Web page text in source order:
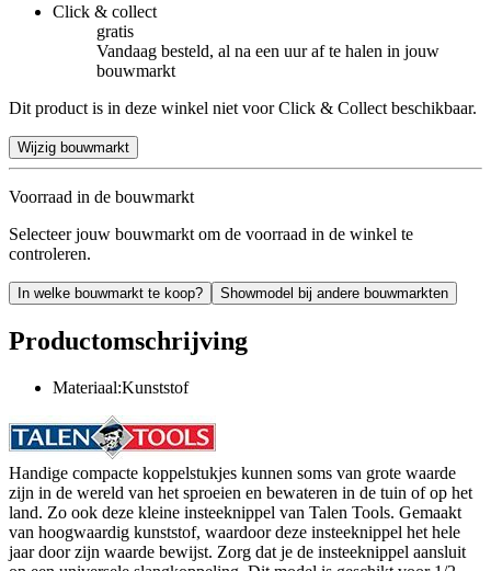
Click & collect
gratis
Vandaag besteld, al na een uur af te halen in jouw
bouwmarkt
Dit product is in deze winkel niet voor Click & Collect beschikbaar.
Wijzig bouwmarkt
Voorraad in de bouwmarkt
Selecteer jouw bouwmarkt om de voorraad in de winkel te
controleren.
In welke bouwmarkt te koop? Showmodel bij andere bouwmarkten
Productomschrijving
Materiaal:Kunststof
Handige compacte koppelstukjes kunnen soms van grote waarde
zijn in de wereld van het sproeien en bewateren in de tuin of op het
land. Zo ook deze kleine insteeknippel van Talen Tools. Gemaakt
van hoogwaardig kunststof, waardoor deze insteeknippel het hele
jaar door zijn waarde bewijst. Zorg dat je de insteeknippel aansluit